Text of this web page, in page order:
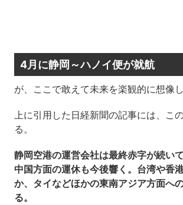
4月に静岡～ハノイ便が就航
が、ここで敢えて未来を楽観的に想像し
上に引用した日経新聞の記事には、こ
る。
静岡空港の運営会社は最終赤字が続い
中国方面の運休も今後響く。台湾や香
か、タイなどほかの東南アジア方面へ
る。